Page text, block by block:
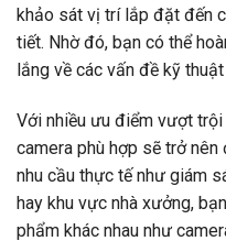
khảo sát vị trí lắp đặt đến
tiết. Nhờ đó, bạn có thể
lắng về các vấn đề kỹ
Với nhiều ưu điểm vượt
camera phù hợp sẽ trở nên
nhu cầu thực tế như giám
hay khu vực nhà xưởng,
phẩm khác nhau như